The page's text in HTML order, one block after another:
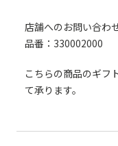
店舗へのお問い合わ
品番：330002000
こちらの商品のギフ
て承ります。